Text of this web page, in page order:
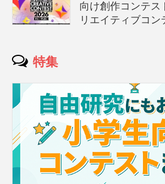
向け創作コンテス
リエイティブコン
特集